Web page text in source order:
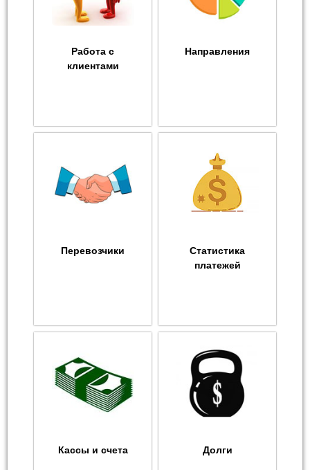
Работа с
клиентами
Направления
Перевозчики
Статистика
платежей
Кассы и счета Долги